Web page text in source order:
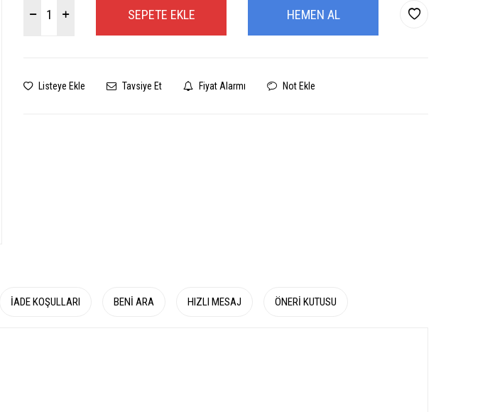
SEPETE EKLE HEMEN AL
Listeye Ekle Tavsiye Et Fiyat Alarmı Not Ekle
İADE KOŞULLARI BENI ARA HIZLI MESAJ ÖNERI KUTUSU